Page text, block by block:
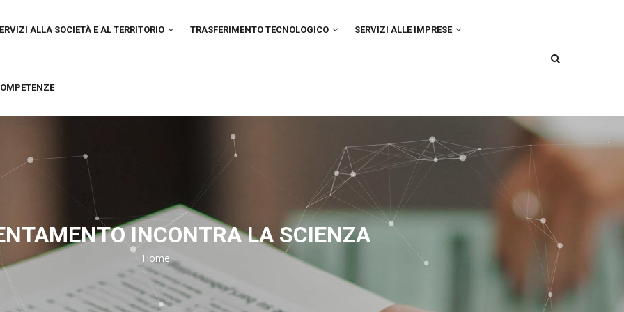
ALLA SOCIETÀ E AL TERRITORIO TRASFERIMENTO TECNOLOGICO SERVIZI ALLE IMPRESE
INCONTRA LA SCIENZA
Breadcrumb
Home